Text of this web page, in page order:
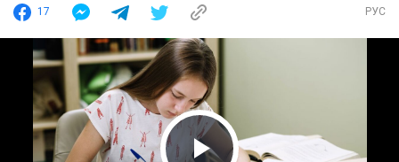
17 РУС